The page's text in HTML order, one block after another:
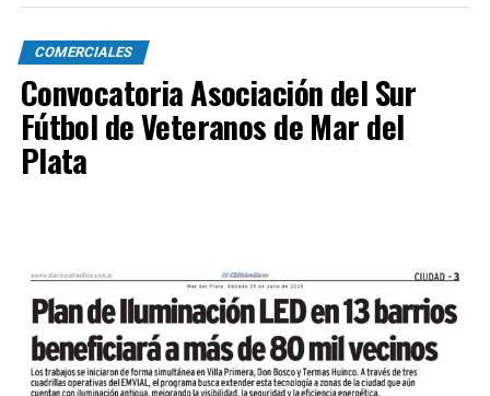
COMERCIALES
Convocatoria Asociación del Sur
Fútbol de Veteranos de Mar del
Plata